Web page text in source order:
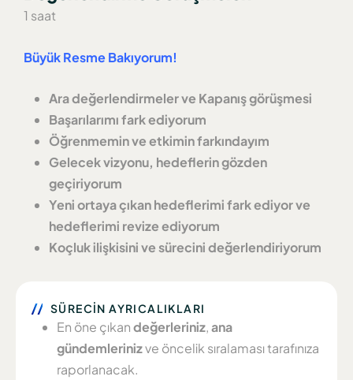
1 saat
Büyük Resme Bakıyorum!
Ara değerlendirmeler ve Kapanış görüşmesi
Başarılarımı fark ediyorum
Öğrenmemin ve etkimin farkındayım
Gelecek vizyonu, hedeflerin gözden
geçiriyorum
Yeni ortaya çıkan hedeflerimi fark ediyor ve
hedeflerimi revize ediyorum
Koçluk ilişkisini ve sürecini değerlendiriyorum
SÜRECİN AYRICALIKLARI
En öne çıkandeğerleriniz,ana
gündemlerinizve öncelik sıralaması tarafınıza
raporlanacak.